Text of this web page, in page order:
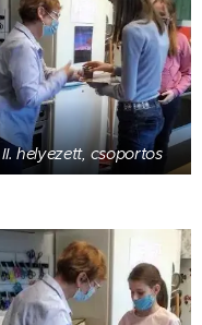
II. helyezett, csoportos